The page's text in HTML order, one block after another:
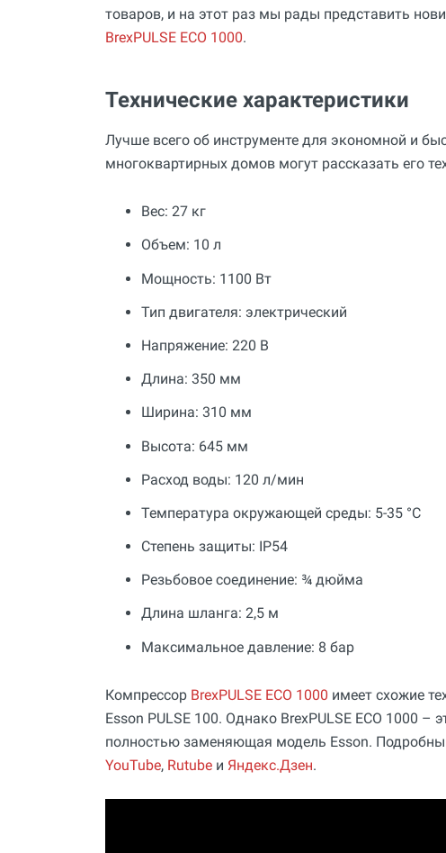
Муфты ремонтные (хомуты) для
труб
прочистки труб
Ручной инструмент
сварки пластиковых труб
Инструмент и оборудование для
монтажа металлопластиковых,
медных, PEX труб
Инструмент для пайки, сварки и
резки. Припой и флюс
Оборудование для сварки
телеинспекции трубопроводов
Малая дорожная техника
Алмазные диски
Плиткорезы
Сверлильные станки
Фаскосъемные станки
Инструмент для укладки
напольных покрытий
Строительный инструмент и
оборудование
товаров, и на этот раз мы рады представить
BrexPULSE ECO 1000.
Технические характеристики
Лучше всего об инструменте для экономной и
многоквартирных домов могут рассказать его
Вес: 27 кг
Объем: 10 л
Мощность: 1100 Вт
Тип двигателя: электрический
Напряжение: 220 В
Длина: 350 мм
Ширина: 310 мм
Высота: 645 мм
Расход воды: 120 л/мин
Температура окружающей среды: 5-35 °C
Степень защиты: IP54
Резьбовое соединение: ¾ дюйма
Длина шланга: 2,5 м
Максимальное давление: 8 бар
Компрессор BrexPULSE ECO 1000 имеет схожие
Esson PULSE 100. Однако BrexPULSE ECO 1000
полностью заменяющая модель Esson.
YouTube, Rutube и Яндекс.Дзен.